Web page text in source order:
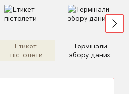
Етикет-
пістолети
Термінали
збору даних